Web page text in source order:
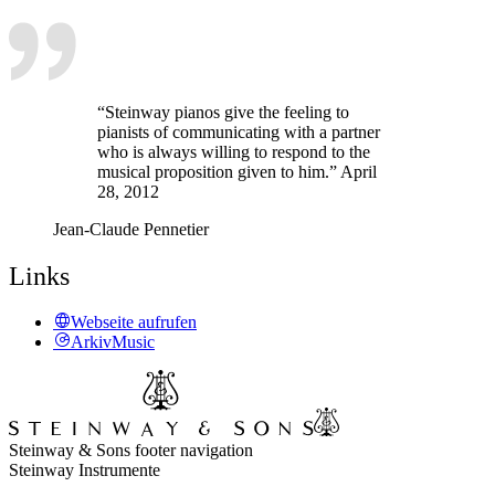
“Steinway pianos give the feeling to
pianists of communicating with a partner
who is always willing to respond to the
musical proposition given to him.” April
28, 2012
Jean-Claude Pennetier
Links
Webseite aufrufen
ArkivMusic
Steinway & Sons footer navigation
Steinway Instrumente